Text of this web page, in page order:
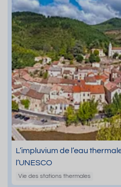
L’impluvium de l’eau
l’UNESCO
Vie des stations thermales